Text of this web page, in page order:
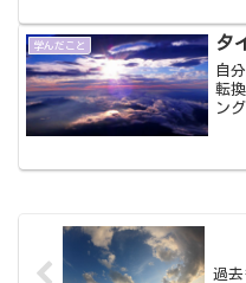
学んだこと タ
自
転
ン
過去